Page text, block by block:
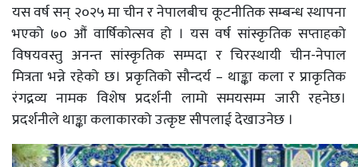
यस वर्ष सन् २०२५ मा चीन र नेपालबीच कूटनीतिक सम्बन्ध स्थापना
भएको ७० औं वार्षिकोत्सव हो । यस वर्ष सांस्कृतिक सप्ताहको
विषयवस्तु अनन्त सांस्कृतिक सम्पदा र चिरस्थायी चीन-नेपाल
मित्रता भन्ने रहेको छ। प्रकृतिको सौन्दर्य – थाङ्का कला र प्राकृतिक
रंगद्रव्य नामक विशेष प्रदर्शनी लामो समयसम्म जारी रहनेछ।
प्रदर्शनीले थाङ्का कलाकारको उत्कृष्ट सीपलाई देखाउनेछ ।